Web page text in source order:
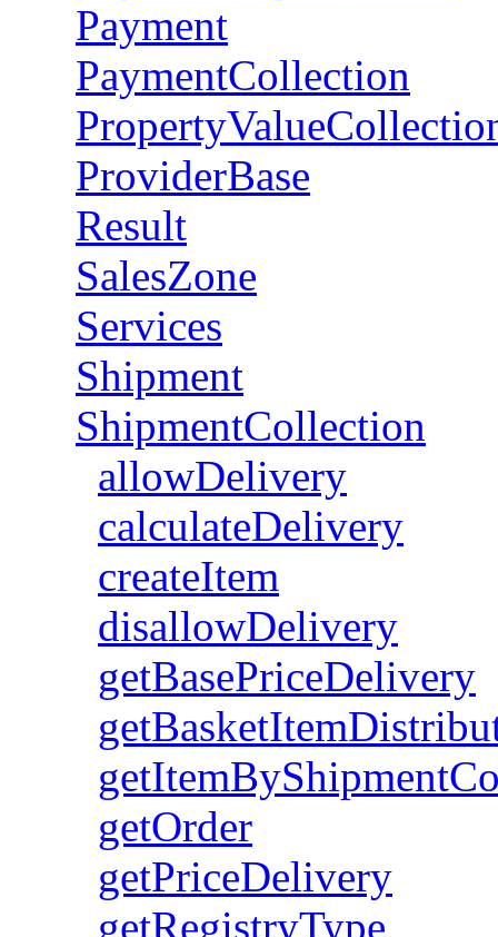
Payment
PaymentCollection
ProviderBase
Result
SalesZone
Services
Shipment
ShipmentCollection
allowDelivery
calculateDelivery
createItem
disallowDelivery
getBasePriceDelivery
getOrder
getPriceDelivery
getRegistryType